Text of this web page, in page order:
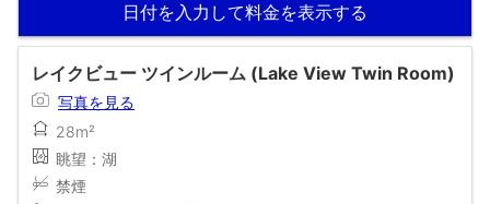
日付を入力して料金を表示する
レイクビュー ツインルーム (Lake View Twin Room)
写真を見る
28m²
眺望：湖
禁煙